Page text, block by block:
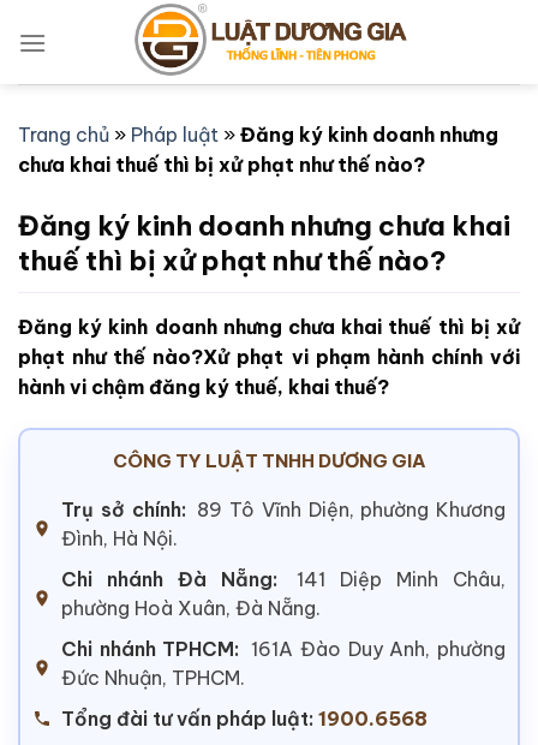
qua
Trang chủ » Pháp luật » Đăng ký kinh doanh nhưng
chưa khai thuế thì bị xử phạt như thế nào?
Đăng ký kinh doanh nhưng chưa khai
thuế thì bị xử phạt như thế nào?
Đăng ký kinh doanh nhưng chưa khai thuế thì bị xử
phạt như thế nào?Xử phạt vi phạm hành chính với
hành vi chậm đăng ký thuế, khai thuế?
CÔNG TY LUẬT TNHH DƯƠNG GIA
Trụ sở chính: 89 Tô Vĩnh Diện, phường Khương
Đình, Hà Nội.
Chi nhánh Đà Nẵng:
141 Diệp Minh Châu,
phường Hoà Xuân, Đà Nẵng.
Chi nhánh TPHCM: 161A Đào Duy Anh, phường
Đức Nhuận, TPHCM.
Tổng đài tư vấn pháp luật: 1900.6568